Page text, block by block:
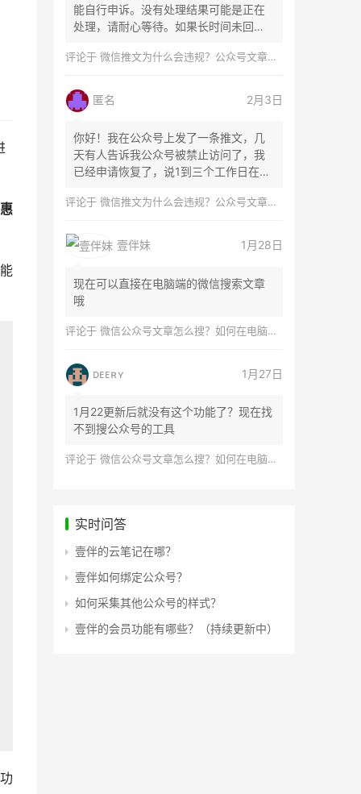
能自行申诉。没有处理结果可能是正在
处理，请耐心等待。如果长时间未回
评论于 微信推文为什么会违规？公众号文章怎么检测是否违规？
匿名 2月3日
你好！我在公众号上发了一条推文，几
天有人告诉我公众号被禁止访问了，我
已经申请恢复了，说1到三个工作日在微
评论于 微信推文为什么会违规？公众号文章怎么检测是否违规？
壹伴妹 1月28日
现在可以直接在电脑端的微信搜索文章
哦
评论于 微信公众号文章怎么搜？如何在电脑上搜索公众号文章？
ᴅᴇᴇʀʏ 1月27日
1月22更新后就没有这个功能了？现在找
不到搜公众号的工具
评论于 微信公众号文章怎么搜？如何在电脑上搜索公众号文章？
实时问答
壹伴的云笔记在哪？
壹伴如何绑定公众号？
如何采集其他公众号的样式？
壹伴的会员功能有哪些？（持续更新中）